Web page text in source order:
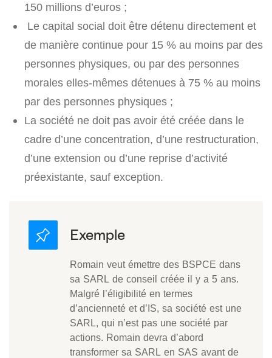
150 millions d’euros ;
Le capital social doit être détenu directement et
de manière continue pour 15 % au moins par des
personnes physiques, ou par des personnes
morales elles-mêmes détenues à 75 % au moins
par des personnes physiques ;
La société ne doit pas avoir été créée dans le
cadre d’une concentration, d’une restructuration,
d’une extension ou d’une reprise d’activité
préexistante, sauf exception.
Romain veut émettre des BSPCE dans
sa SARL de conseil créée il y a 5 ans.
Malgré l’éligibilité en termes
d’ancienneté et d’IS, sa société est une
SARL, qui n’est pas une société par
actions. Romain devra d’abord
transformer sa SARL en SAS avant de